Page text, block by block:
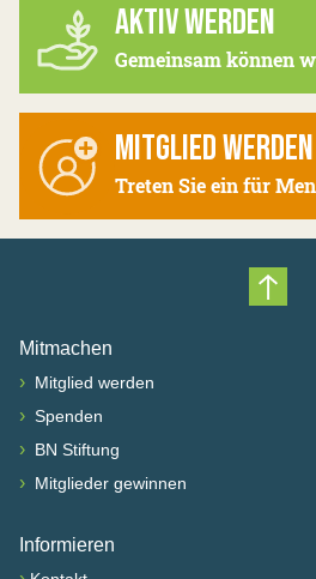
AKTIV WERDEN
Gemeinsam können
MITGLIED WERDEN
Treten Sie ein für
Mitmachen
› Mitglied werden
› Spenden
› BN Stiftung
› Mitglieder gewinnen
Informieren